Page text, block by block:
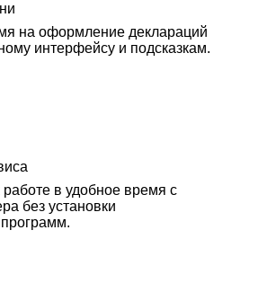
на оформление деклараций
интерфейсу и подсказкам.
в удобное время с
без установки